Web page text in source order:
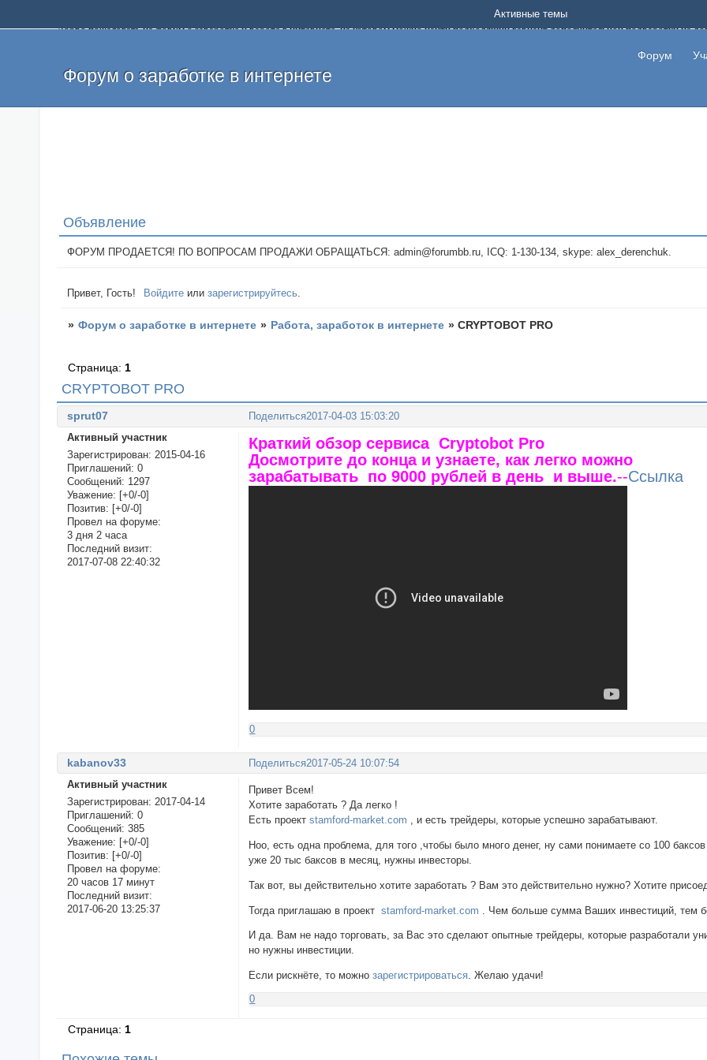
Добро пожаловать на форум о заработке и работе в интернете, на котором можно найти подходящий вариант дополнительной подработки на
и оставлять свои отзывы. Если вы знаете, что определенный проект или сайт не платит, то указывайте в теме что это лохотрон, чтобы другие
легкие деньги без вложений и регистрации уже сегодня. Создавайте новые темы, размещайте объявления со своими пригласительными
Форум о заработке в интернете
Форум
Активные темы
Объявление
ФОРУМ ПРОДАЕТСЯ! ПО ВОПРОСАМ ПРОДАЖИ ОБРАЩАТЬСЯ: admin@forumbb.ru, ICQ: 1-130-134, skype: alex_derenchuk.
Привет, Гость! Войдите илизарегистрируйтесь.
» Форум о заработке в интернете » Работа, заработок в интернете »CRYPTOBOT PRO
CRYPTOBOT PRO
Страница: 1
Поделиться2017-04-03 15:03:20
sprut07
Активный участник
Зарегистрирован: 2015-04-16
Приглашений: 0
Сообщений: 1297
Уважение: [+0/-0]
Позитив: [+0/-0]
Провел на форуме:
3 дня 2 часа
Последний визит:
2017-07-08 22:40:32
Краткий обзор сервиса Cryptobot Pro
Досмотрите до конца и узнаете, как легко можно
зарабатывать по 9000 рублей в день и выше.--Ссылка
0
Поделиться2017-05-24 10:07:54
kabanov33
Активный участник
Зарегистрирован: 2017-04-14
Приглашений: 0
Сообщений: 385
Уважение: [+0/-0]
Позитив: [+0/-0]
Провел на форуме:
20 часов 17 минут
Последний визит:
2017-06-20 13:25:37
Привет Всем!
Хотите заработать ? Да легко !
Есть проектstamford-market.com , и есть трейдеры, которые успешно зарабатывают.
Ноо, есть одна проблема, для того ,чтобы было много денег, ну сами понимаете со 100
уже 20 тыс баксов в месяц, нужны инвесторы.
Так вот, вы действительно хотите заработать ? Вам это действительно нужно? Хотите
Тогда приглашаю в проектstamford-market.com . Чем больше сумма Ваших инвестиций, тем
И да. Вам не надо торговать, за Вас это сделают опытные трейдеры, которые разработали
но нужны инвестиции.
Если рискнёте, то можнозарегистрироваться. Желаю удачи!
0
Страница:1